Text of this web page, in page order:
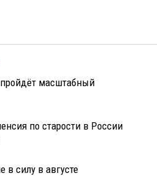
масштабный
по старости в России
силу в августе